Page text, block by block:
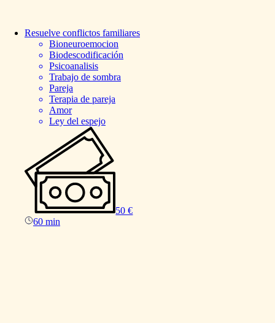
Resuelve conflictos familiares
Bioneuroemocion
Biodescodificación
Psicoanalisis
Trabajo de sombra
Pareja
Terapia de pareja
Amor
Ley del espejo
50 €
60 min